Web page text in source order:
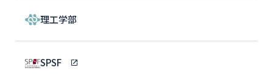
理工学部
SPSF